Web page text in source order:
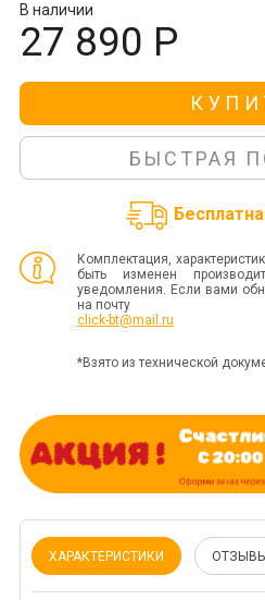
В наличии
27 890 Р
БЫСТРАЯ
Комплектация,
быть изменен
уведомления. Если вами
на почту
click-bt@mail.ru
*Взято из технической
ХАРАКТЕРИСТИКИ ОТЗЫВЫ